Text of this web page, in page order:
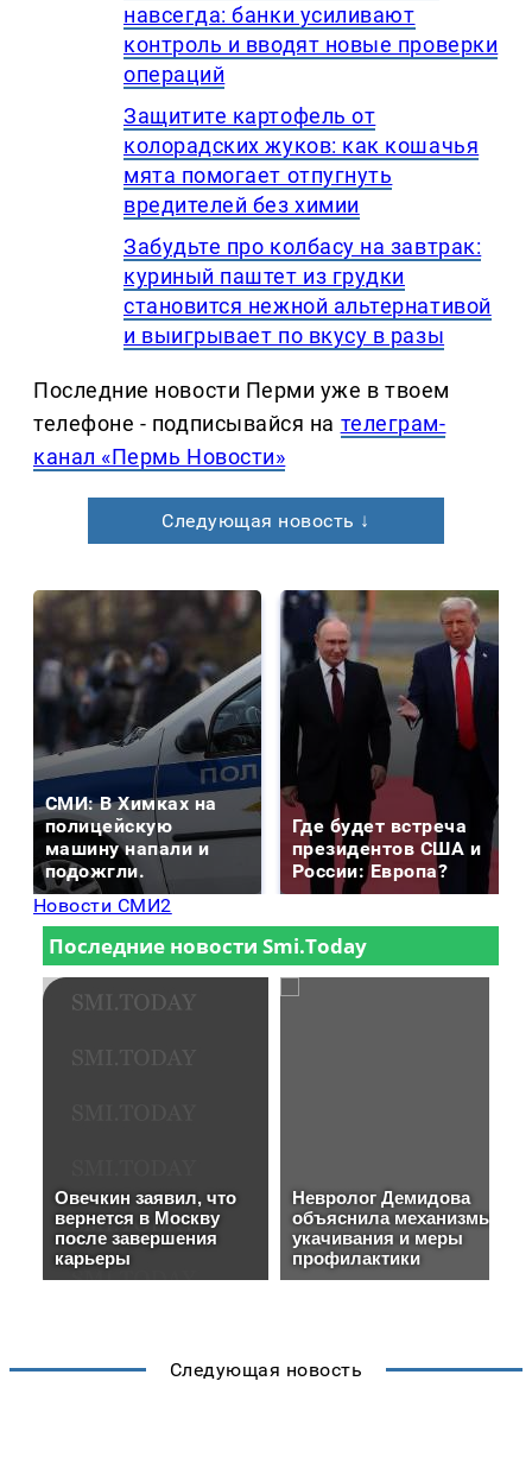
навсегда: банки усиливают
контроль и вводят новые проверки
операций
Защитите картофель от
колорадских жуков: как кошачья
мята помогает отпугнуть
вредителей без химии
Забудьте про колбасу на завтрак:
куриный паштет из грудки
становится нежной альтернативой
и выигрывает по вкусу в разы
Последние новости Перми уже в твоем
телефоне - подписывайся на телеграм-
канал «Пермь Новости»
Следующая новость ↓
СМИ: В Химках на
полицейскую
машину напали и
подожгли.
Где будет встреча
президентов США и
России: Европа?
Новости СМИ2
Следующая новость